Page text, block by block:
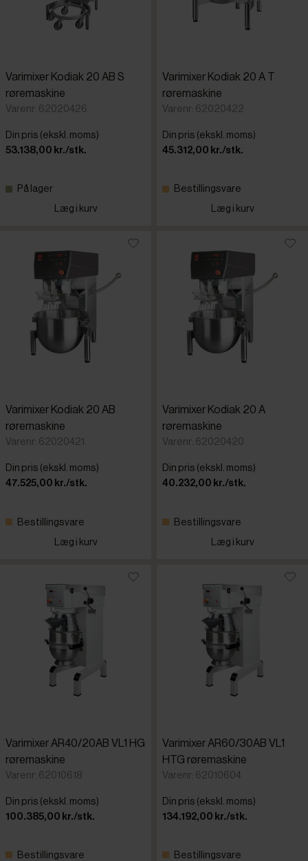
Varimixer Kodiak 20 AB S
røremaskine
Varenr: 62020426
Din pris (ekskl. moms)
53.138,00 kr./stk.
På lager
Læg i kurv
Varimixer Kodiak 20 A T
røremaskine
Varenr: 62020422
Din pris (ekskl. moms)
45.312,00 kr./stk.
Bestillingsvare
Læg i kurv
Varimixer Kodiak 20 AB
røremaskine
Varenr: 62020421
Din pris (ekskl. moms)
47.525,00 kr./stk.
Bestillingsvare
Læg i kurv
Varimixer Kodiak 20 A
røremaskine
Varenr: 62020420
Din pris (ekskl. moms)
40.232,00 kr./stk.
Bestillingsvare
Læg i kurv
Varimixer AR40/20AB VL1 HG
røremaskine
Varenr: 62010618
Din pris (ekskl. moms)
100.385,00 kr./stk.
Bestillingsvare
Varimixer AR60/30AB VL1
HTG røremaskine
Varenr: 62010604
Din pris (ekskl. moms)
134.192,00 kr./stk.
Bestillingsvare